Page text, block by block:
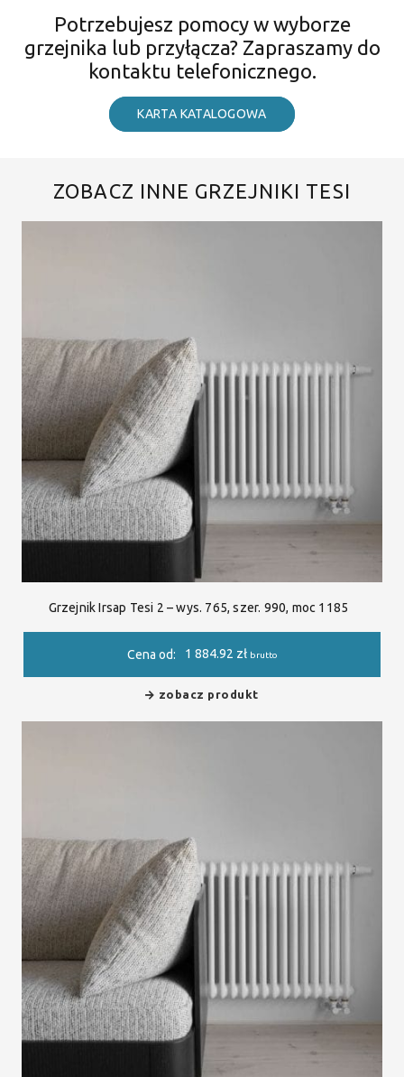
Potrzebujesz pomocy w wyborze
grzejnika lub przyłącza? Zapraszamy do
kontaktu telefonicznego.
KARTA KATALOGOWA
ZOBACZ INNE GRZEJNIKI TESI
Grzejnik Irsap Tesi 2 – wys. 765, szer. 990, moc 1185
Cena od: 1 884.92 zł brutto
zobacz produkt